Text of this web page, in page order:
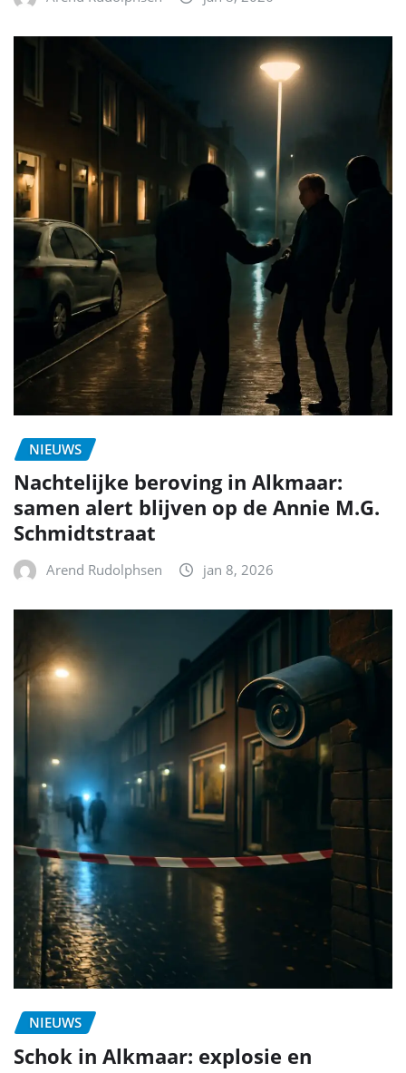
NIEUWS
Nachtelijke beroving in Alkmaar:
samen alert blijven op de Annie M.G.
Schmidtstraat
Arend Rudolphsen jan 8, 2026
NIEUWS
Schok in Alkmaar: explosie en